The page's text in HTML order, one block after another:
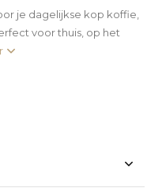
je dagelijkse kop koffie,
voor thuis, op het